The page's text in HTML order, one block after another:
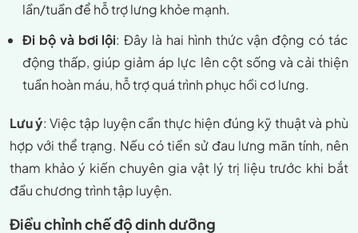
lần/tuần để hỗ trợ lưng khỏe mạnh.
Đi bộ và bơi lội: Đây là hai hình thức vận động có tác
động thấp, giúp giảm áp lực lên cột sống và cải thiện
tuần hoàn máu, hỗ trợ quá trình phục hồi cơ lưng.
Lưu ý: Việc tập luyện cần thực hiện đúng kỹ thuật và phù
hợp với thể trạng. Nếu có tiền sử đau lưng mãn tính, nên
tham khảo ý kiến chuyên gia vật lý trị liệu trước khi bắt
đầu chương trình tập luyện.
Điều chỉnh chế độ dinh dưỡng